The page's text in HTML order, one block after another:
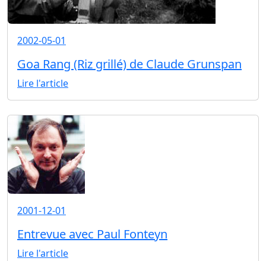
2002-05-01
Goa Rang (Riz grillé) de Claude Grunspan
Lire l'article
2001-12-01
Entrevue avec Paul Fonteyn
Lire l'article